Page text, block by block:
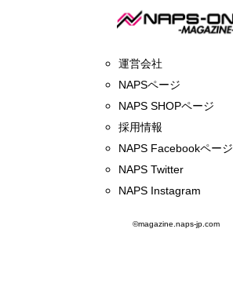
運営会社
NAPSページ
NAPS SHOPページ
採用情報
NAPS Facebookページ
NAPS Twitter
NAPS Instagram
©magazine.naps-jp.com